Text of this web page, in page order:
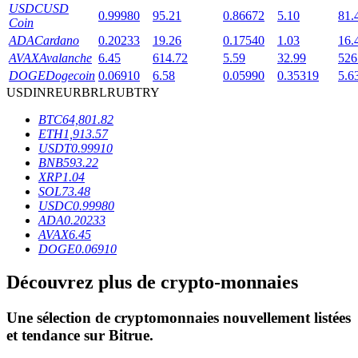
Des investissements exclusifs pour les détenteurs de BTR
Service d'emprunt adossé à des cryptomonnaies
USDCUSD
Coin
0.99980 95.21 0.86672 5.10
ADACardano 0.20233 19.26 0.17540 1.03
AVAXAvalanche 6.45 614.72 5.59 32.99
DOGEDogecoin 0.06910 6.58 0.05990 0.35319
USDINREURBRLRUBTRY
BTC64,801.82
ETH1,913.57
USDT0.99910
BNB593.22
XRP1.04
SOL73.48
USDC0.99980
ADA0.20233
AVAX6.45
DOGE0.06910
Découvrez plus de crypto-monnaies
Une sélection de cryptomonnaies nouvellement listées
et tendance sur Bitrue.